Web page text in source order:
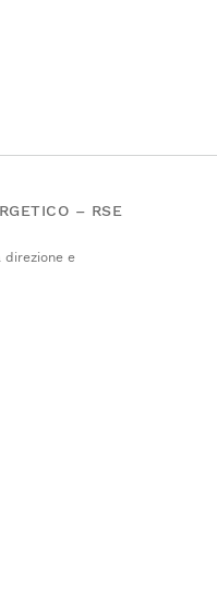
– RSE
direzione e